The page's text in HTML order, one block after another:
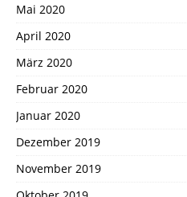
Mai 2020
April 2020
März 2020
Februar 2020
Januar 2020
Dezember 2019
November 2019